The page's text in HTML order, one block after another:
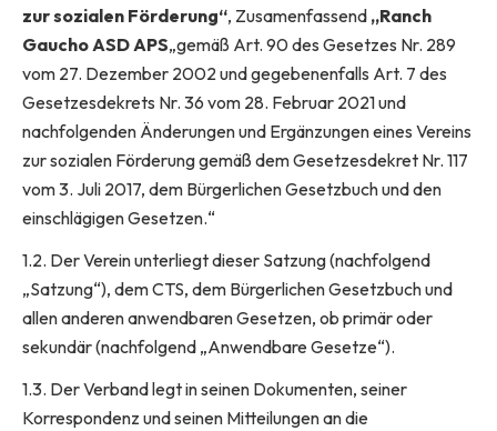
zur sozialen Förderung“, Zusamenfassend „Ranch
Gaucho ASD APS„gemäß Art. 90 des Gesetzes Nr. 289
vom 27. Dezember 2002 und gegebenenfalls Art. 7 des
Gesetzesdekrets Nr. 36 vom 28. Februar 2021 und
nachfolgenden Änderungen und Ergänzungen eines Vereins
zur sozialen Förderung gemäß dem Gesetzesdekret Nr. 117
vom 3. Juli 2017, dem Bürgerlichen Gesetzbuch und den
einschlägigen Gesetzen.“
1.2. Der Verein unterliegt dieser Satzung (nachfolgend
„Satzung“), dem CTS, dem Bürgerlichen Gesetzbuch und
allen anderen anwendbaren Gesetzen, ob primär oder
sekundär (nachfolgend „Anwendbare Gesetze“).
1.3. Der Verband legt in seinen Dokumenten, seiner
Korrespondenz und seinen Mitteilungen an die